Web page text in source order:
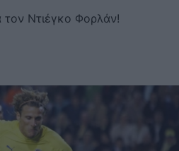
τον Ντιέγκο Φορλάν!